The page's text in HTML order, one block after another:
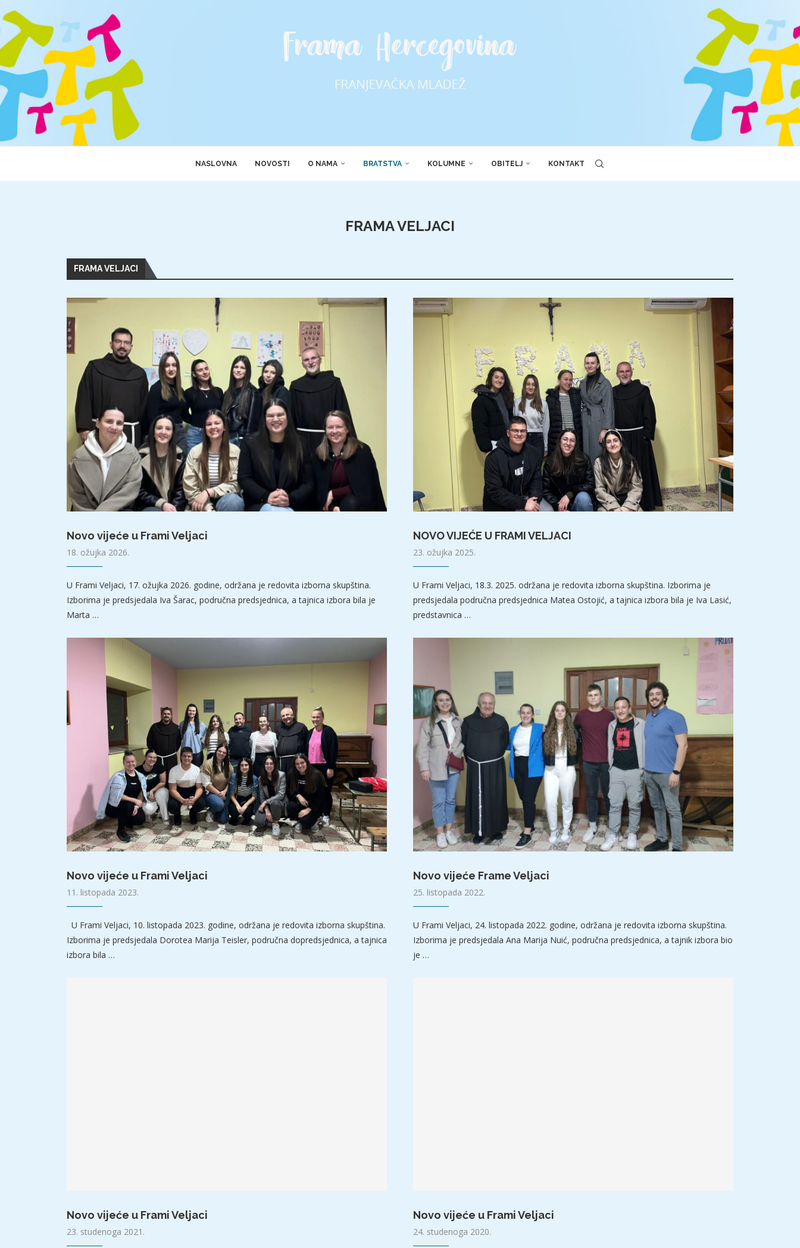
NASLOVNA NOVOSTI O NAMA BRATSTVA KOLUMNE OBITELJ KONTAKT
FRAMA VELJACI
FRAMA VELJACI
Novo vijeće u Frami Veljaci
18. ožujka 2026.
U Frami Veljaci, 17. ožujka 2026. godine, održana je redovita izborna skupština.
Izborima je predsjedala Iva Šarac, područna predsjednica, a tajnica izbora bila je
Marta …
NOVO VIJEĆE U FRAMI VELJACI
23. ožujka 2025.
U Frami Veljaci, 18.3. 2025. održana je redovita izborna skupština. Izborima je
predsjedala područna predsjednica Matea Ostojić, a tajnica izbora bila je Iva Lasić,
predstavnica …
Novo vijeće u Frami Veljaci
11. listopada 2023.
U Frami Veljaci, 10. listopada 2023. godine, održana je redovita izborna skupština.
Izborima je predsjedala Dorotea Marija Teisler, područna dopredsjednica, a tajnica
izbora bila …
Novo vijeće Frame Veljaci
25. listopada 2022.
U Frami Veljaci, 24. listopada 2022. godine, održana je redovita izborna skupština.
Izborima je predsjedala Ana Marija Nuić, područna predsjednica, a tajnik izbora bio
je …
Novo vijeće u Frami Veljaci
23. studenoga 2021.
Novo vijeće u Frami Veljaci
24. studenoga 2020.